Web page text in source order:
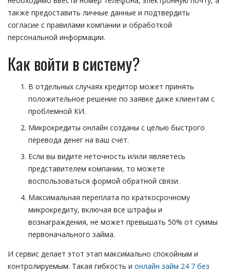
также предоставить личные данные и подтвердить
согласие с правилами компании и обработкой
персональной информации.
Как войти в систему?
В отдельных случаях кредитор может принять
положительное решение по заявке даже клиентам с
проблемной КИ.
Микрокредиты онлайн созданы с целью быстрого
перевода денег на ваш счет.
Если вы видите неточность и/или являетесь
представителем компании, то можете
воспользоваться формой обратной связи.
Максимальная переплата по краткосрочному
микрокредиту, включая все штрафы и
вознаграждения, не может превышать 50% от суммы
первоначального займа.
И сервис делает этот этап максимально спокойным и
контролируемым. Такая гибкость и онлайн займ 24 7 без